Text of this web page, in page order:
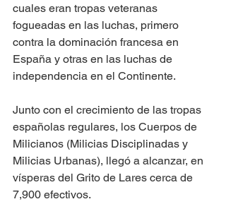
cuales eran tropas veteranas
fogueadas en las luchas, primero
contra la dominación francesa en
España y otras en las luchas de
independencia en el Continente.
Junto con el crecimiento de las tropas
españolas regulares, los Cuerpos de
Milicianos (Milicias Disciplinadas y
Milicias Urbanas), llegó a alcanzar, en
vísperas del Grito de Lares cerca de
7,900 efectivos.